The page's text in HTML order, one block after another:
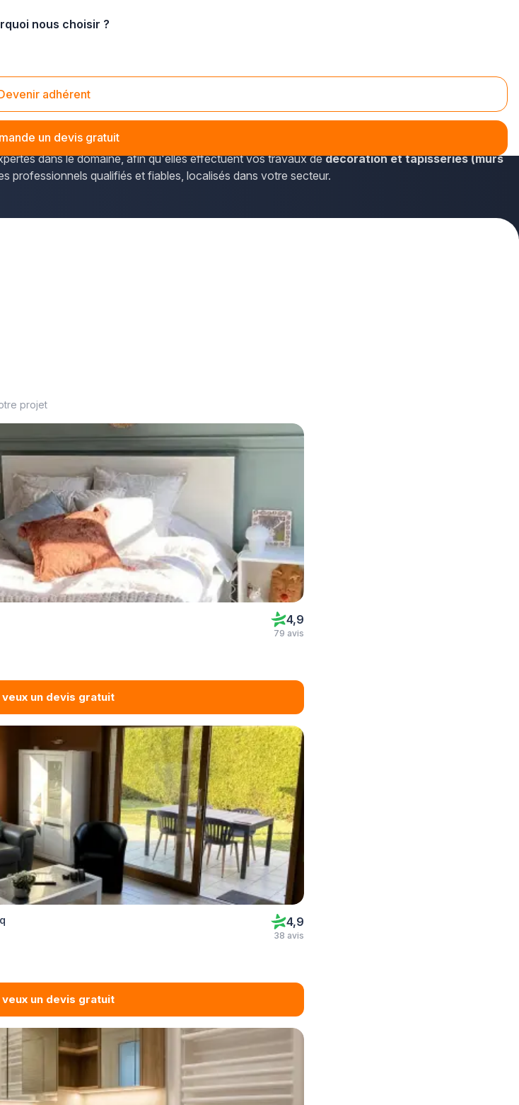
nous choisir ?
adhérent
un devis gratuit
que-pro.fr vous permet d'avoir un aperçu des prestations proposées et de recevoir les
dans le domaine, afin qu'elles effectuent vos travaux dedécoration et tapisseries (murs
professionnels qualifiés et fiables, localisés dans votre secteur.
projet
4,9
79 avis
veux un devis gratuit
4,9
38 avis
veux un devis gratuit